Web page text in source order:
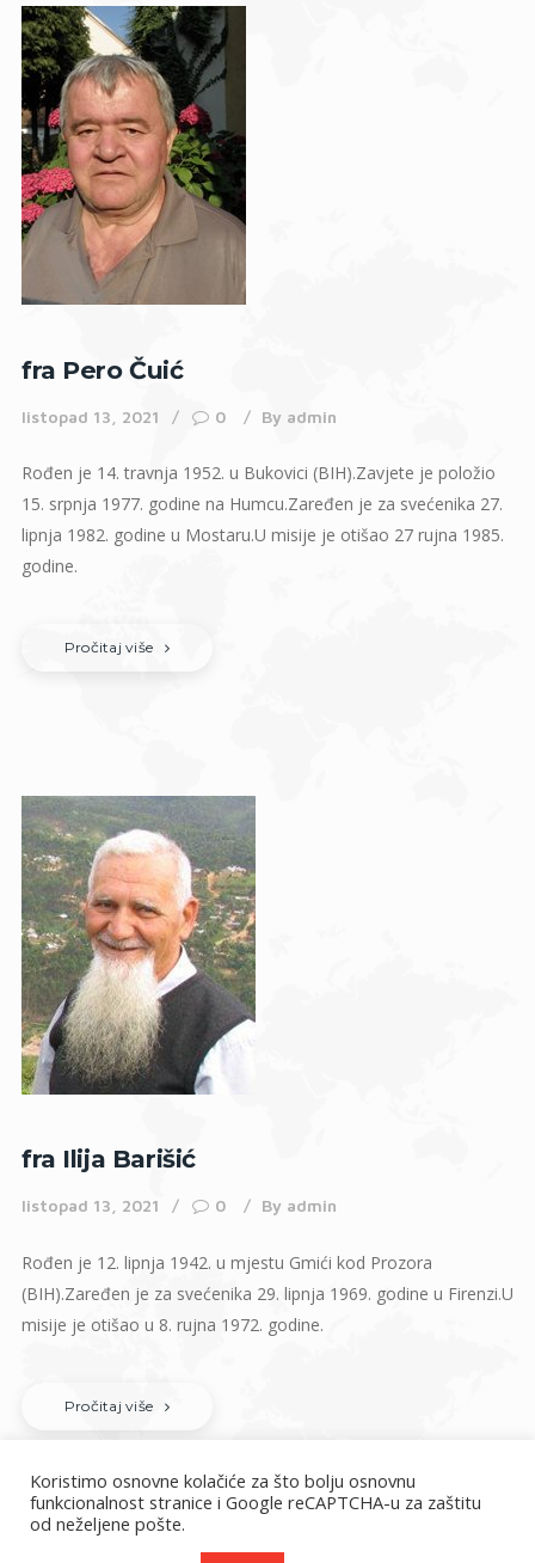
fra Pero Čuić
listopad 13, 2021 0 By admin
Rođen je 14. travnja 1952. u Bukovici (BIH).Zavjete je položio
15. srpnja 1977. godine na Humcu.Zaređen je za svećenika 27.
lipnja 1982. godine u Mostaru.U misije je otišao 27 rujna 1985.
godine.
Pročitaj više
fra Ilija Barišić
listopad 13, 2021 0 By admin
Rođen je 12. lipnja 1942. u mjestu Gmići kod Prozora
(BIH).Zaređen je za svećenika 29. lipnja 1969. godine u Firenzi.U
misije je otišao u 8. rujna 1972. godine.
Pročitaj više
Koristimo osnovne kolačiće za što bolju osnovnu
funkcionalnost stranice i Google reCAPTCHA-u za zaštitu
od neželjene pošte.